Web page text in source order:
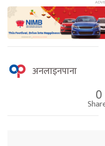
अनलाइनपाना
0